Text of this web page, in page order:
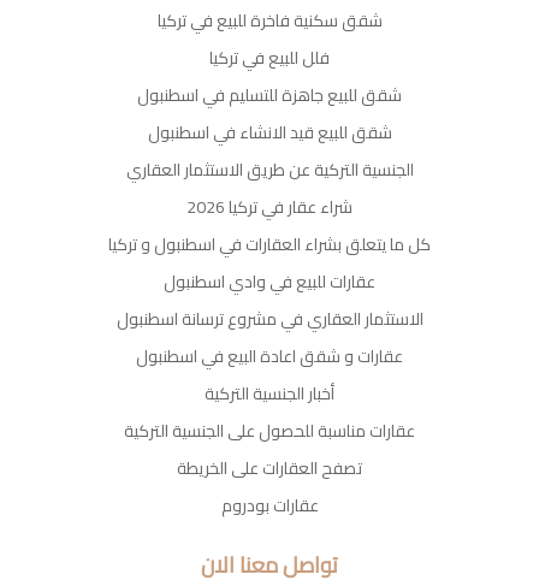
شقق سكنية فاخرة للبيع في تركيا
فلل للبيع في تركيا
شقق للبيع جاهزة للتسليم في اسطنبول
شقق للبيع قيد الانشاء في اسطنبول
الجنسية التركية عن طريق الاستثمار العقاري
شراء عقار في تركيا 2026
كل ما يتعلق بشراء العقارات في اسطنبول و تركيا
عقارات للبيع في وادي اسطنبول
الاستثمار العقاري في مشروع ترسانة اسطنبول
عقارات و شقق اعادة البيع في اسطنبول
أخبار الجنسية التركية
عقارات مناسبة للحصول على الجنسية التركية
تصفح العقارات على الخريطة
عقارات بودروم
تواصل معنا الان